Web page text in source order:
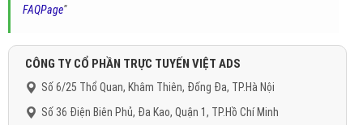
FAQPage"
CÔNG TY CỔ PHẦN TRỰC TUYẾN VIỆT ADS
Số 6/25 Thổ Quan, Khâm Thiên, Đống Đa, TP.Hà Nội
Số 36 Điện Biên Phủ, Đa Kao, Quận 1, TP.Hồ Chí Minh